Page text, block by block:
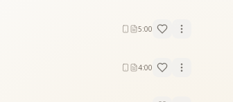
5:00
4:00